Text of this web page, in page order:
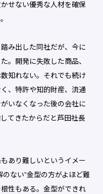
せない優秀な人材を確保
み出した同社だが、今に
。開発に失敗した商品、
知れない。それでも続け
、特許や知的財産、流通
いなくなった後の会社に
てきたからだと芦田社長
あり難しいというイメー
ない”金型の方がよほど難
性もある。金型ができれ